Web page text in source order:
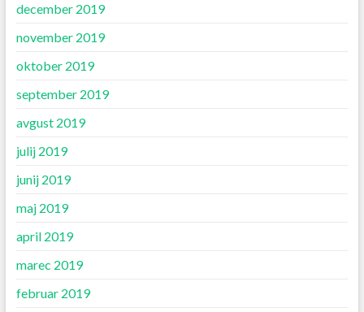
december 2019
november 2019
oktober 2019
september 2019
avgust 2019
julij 2019
junij 2019
maj 2019
april 2019
marec 2019
februar 2019